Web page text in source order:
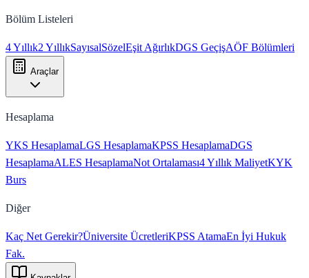
Bölüm Listeleri
4 Yıllık2 YıllıkSayısalSözelEşit AğırlıkDGS GeçişAÖF Bölümleri
Araçlar
Hesaplama
YKS HesaplamaLGS HesaplamaKPSS HesaplamaDGS
HesaplamaALES HesaplamaNot Ortalaması4 Yıllık MaliyetKYK
Burs
Diğer
Kaç Net Gerekir?Üniversite ÜcretleriKPSS AtamaEn İyi Hukuk
Fak.